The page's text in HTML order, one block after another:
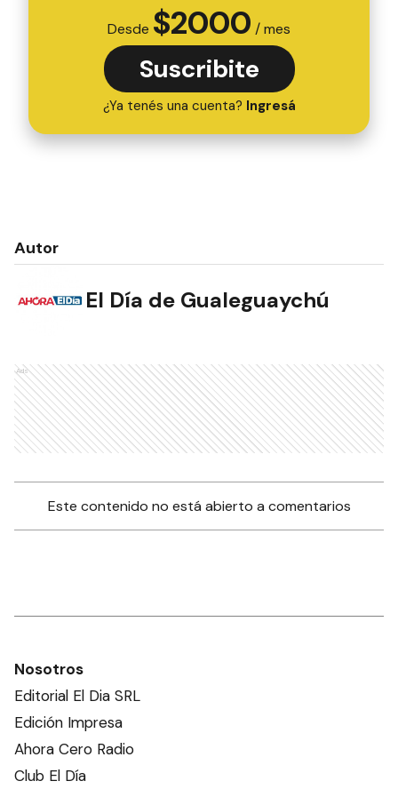
Desde $2000 / mes
Suscribite
¿Ya tenés una cuenta? Ingresá
Autor
El Día de Gualeguaychú
Ads
Este contenido no está abierto a comentarios
Nosotros
Editorial El Dia SRL
Edición Impresa
Ahora Cero Radio
Club El Día